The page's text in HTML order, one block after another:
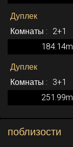
Дуплек
2+1
184.14m
Дуплек
3+1
251.99m
поблизости